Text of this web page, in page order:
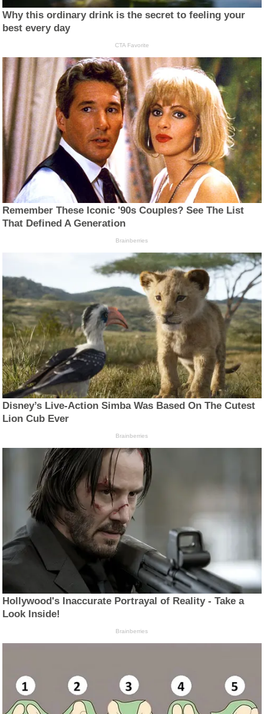
Why this ordinary drink is the secret to feeling your
best every day
CTA Favorite
Remember These Iconic '90s Couples? See The List
That Defined A Generation
Brainberries
Disney’s Live-Action Simba Was Based On The Cutest
Lion Cub Ever
Brainberries
Hollywood's Inaccurate Portrayal of Reality - Take a
Look Inside!
Brainberries